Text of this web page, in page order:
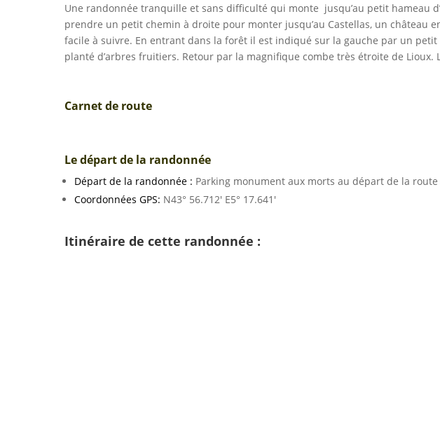
Une randonnée tranquille et sans difficulté qui monte jusqu’au petit hameau
prendre un petit chemin à droite pour monter jusqu’au Castellas, un château
facile à suivre. En entrant dans la forêt il est indiqué sur la gauche par un petit
planté d’arbres fruitiers. Retour par la magnifique combe très étroite de Lioux.
Carnet de route
Le départ de la randonnée
Départ de la randonnée : Parking monument aux morts au départ de la route
Coordonnées GPS: N43° 56.712′ E5° 17.641′
Itinéraire de cette randonnée :